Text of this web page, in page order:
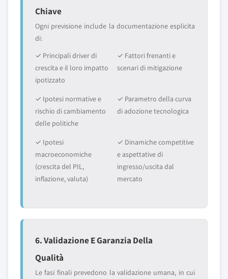
Chiave
Ogni previsione include la documentazione esplicita
di:
✓ Principali driver di
crescita e il loro impatto
ipotizzato
✓ Fattori frenanti e
scenari di mitigazione
✓ Ipotesi normative e
rischio di cambiamento
delle politiche
✓ Parametro della curva
di adozione tecnologica
✓ Ipotesi
macroeconomiche
(crescita del PIL,
inflazione, valuta)
✓ Dinamiche competitive
e aspettative di
ingresso/uscita dal
mercato
6. Validazione E Garanzia Della
Qualità
Le fasi finali prevedono la validazione umana, in cui